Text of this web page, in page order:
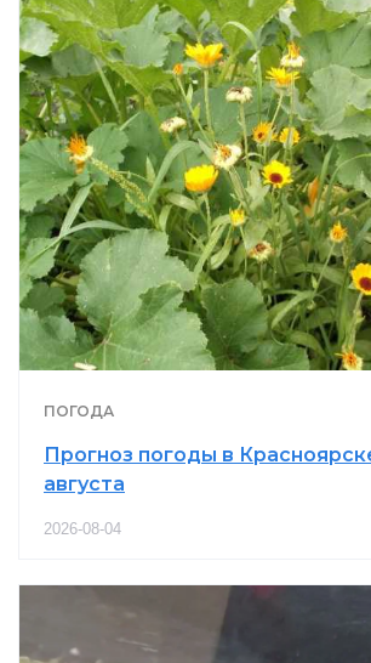
ПОГОДА
Прогноз погоды в
августа
2026-08-04